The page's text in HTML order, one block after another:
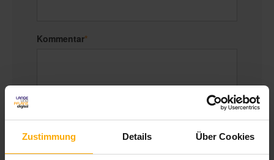
Zustimmung Details Über Cookies
Kommentar*